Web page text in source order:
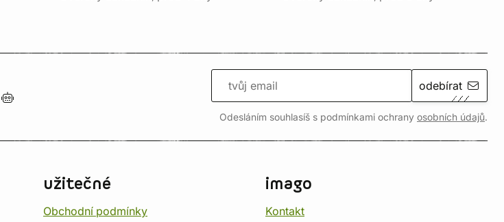
odebírat
Odesláním souhlasíš s podmínkami ochrany osobních údajů.
užitečné
Obchodní podmínky
imago
Kontakt